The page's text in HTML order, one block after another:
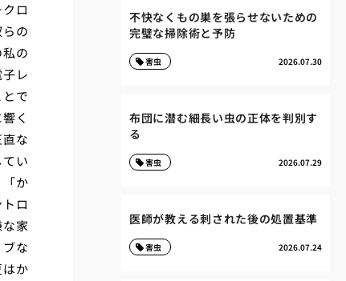
ロ
の
の
レ
で
く
な
い
か
ロ
家
な
か
不快なくもの巣を張らせないための
完璧な掃除術と予防
2026.07.30
害虫
布団に潜む細長い虫の正体を判別す
る
2026.07.29
害虫
医師が教える刺された後の処置基準
2026.07.24
害虫